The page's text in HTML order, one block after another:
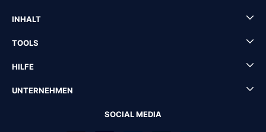
INHALT
TOOLS
HILFE
UNTERNEHMEN
SOCIAL MEDIA